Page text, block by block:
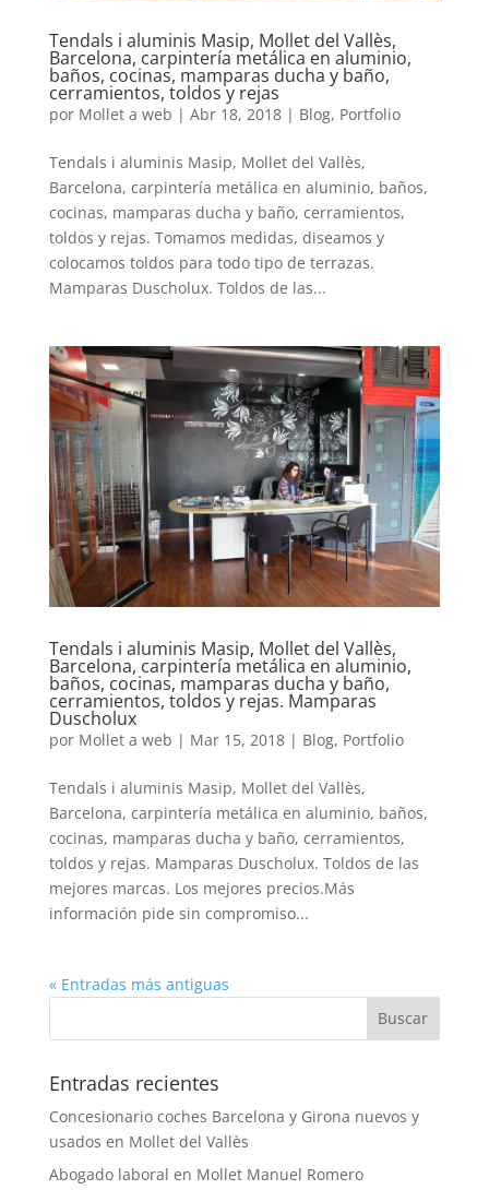
Tendals i aluminis Masip, Mollet del Vallès,
Barcelona, carpintería metálica en aluminio,
baños, cocinas, mamparas ducha y baño,
cerramientos, toldos y rejas
por Mollet a web | Abr 18, 2018| Blog, Portfolio
Tendals i aluminis Masip, Mollet del Vallès,
Barcelona, carpintería metálica en aluminio, baños,
cocinas, mamparas ducha y baño, cerramientos,
toldos y rejas. Tomamos medidas, diseamos y
colocamos toldos para todo tipo de terrazas.
Mamparas Duscholux. Toldos de las...
Tendals i aluminis Masip, Mollet del Vallès,
Barcelona, carpintería metálica en aluminio,
baños, cocinas, mamparas ducha y baño,
cerramientos, toldos y rejas. Mamparas
Duscholux
por Mollet a web | Mar 15, 2018| Blog, Portfolio
Tendals i aluminis Masip, Mollet del Vallès,
Barcelona, carpintería metálica en aluminio, baños,
cocinas, mamparas ducha y baño, cerramientos,
toldos y rejas. Mamparas Duscholux. Toldos de las
mejores marcas. Los mejores precios.Más
información pide sin compromiso...
« Entradas más antiguas
Entradas recientes
Concesionario coches Barcelona y Girona nuevos y
usados en Mollet del Vallès
Abogado laboral en Mollet Manuel Romero